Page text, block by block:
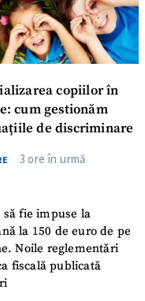
copiilor în
cum gestionăm
de discriminare
3 ore în urmă
să fie impuse la
la 150 de euro de pe
Noile reglementări
fiscală publicată